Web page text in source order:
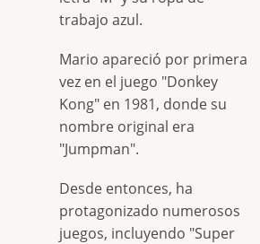
trabajo azul.
Mario apareció por primera
vez en el juego "Donkey
Kong" en 1981, donde su
nombre original era
"Jumpman".
Desde entonces, ha
protagonizado numerosos
juegos, incluyendo "Super